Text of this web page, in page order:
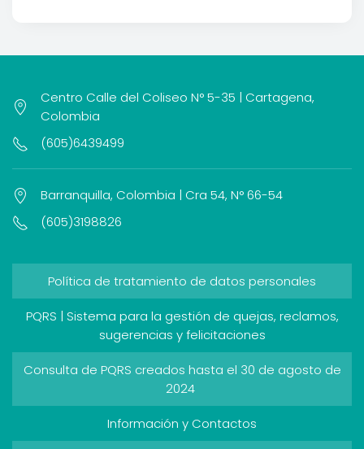
Centro Calle del Coliseo N° 5-35 | Cartagena,
Colombia
(605)6439499
Barranquilla, Colombia | Cra 54, N° 66-54
(605)3198826
Política de tratamiento de datos personales
PQRS | Sistema para la gestión de quejas, reclamos,
sugerencias y felicitaciones
Consulta de PQRS creados hasta el 30 de agosto de
2024
Información y Contactos